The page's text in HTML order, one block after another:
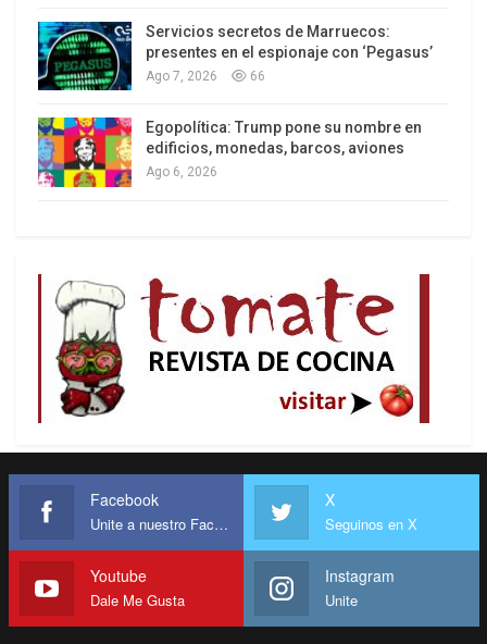
Los latinos le van dando la espalda a Trump
Servicios secretos de Marruecos:
presentes en el espionaje con ‘Pegasus’
Ago 7, 2026 66
Egopolítica: Trump pone su nombre en
edificios, monedas, barcos, aviones
Ago 6, 2026
Facebook
Unite a nuestro Facebook
X
Seguinos en X
Youtube
Dale Me Gusta
Instagram
Unite